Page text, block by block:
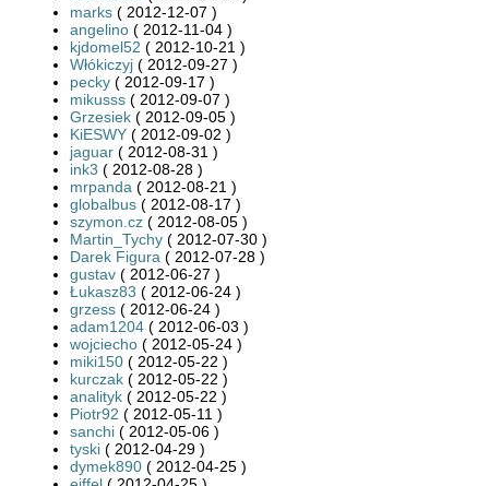
marks ( 2012-12-07 )
angelino ( 2012-11-04 )
kjdomel52 ( 2012-10-21 )
Włókiczyj ( 2012-09-27 )
pecky ( 2012-09-17 )
mikusss ( 2012-09-07 )
Grzesiek ( 2012-09-05 )
KiESWY ( 2012-09-02 )
jaguar ( 2012-08-31 )
ink3 ( 2012-08-28 )
mrpanda ( 2012-08-21 )
globalbus ( 2012-08-17 )
szymon.cz ( 2012-08-05 )
Martin_Tychy ( 2012-07-30 )
Darek Figura ( 2012-07-28 )
gustav ( 2012-06-27 )
Łukasz83 ( 2012-06-24 )
grzess ( 2012-06-24 )
adam1204 ( 2012-06-03 )
wojciecho ( 2012-05-24 )
miki150 ( 2012-05-22 )
kurczak ( 2012-05-22 )
analityk ( 2012-05-22 )
Piotr92 ( 2012-05-11 )
sanchi ( 2012-05-06 )
tyski ( 2012-04-29 )
dymek890 ( 2012-04-25 )